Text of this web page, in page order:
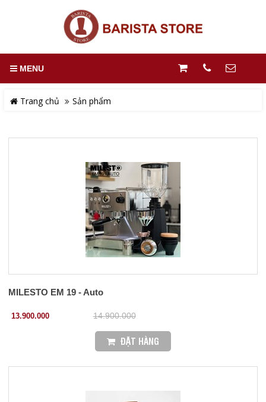
MENU
Trang chủ Sản phẩm
MILESTO EM 19 - Auto
13.900.000 14.900.000
ĐẶT HÀNG